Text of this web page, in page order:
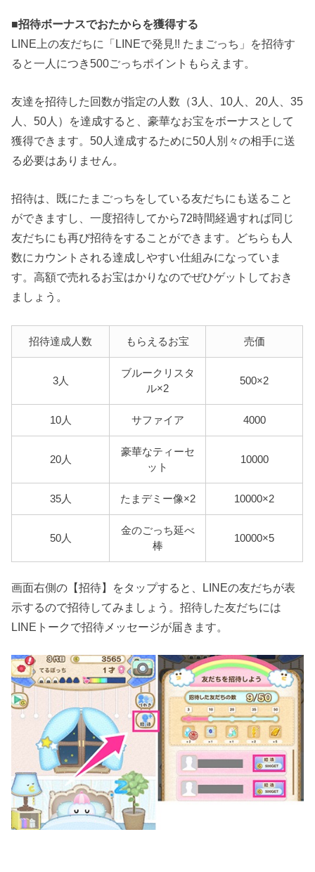
■招待ボーナスでおたからを獲得する
LINE上の友だちに「LINEで発見!! たまごっち」を招待す
ると一人につき500ごっちポイントもらえます。
友達を招待した回数が指定の人数（3人、10人、20人、35
人、50人）を達成すると、豪華なお宝をボーナスとして
獲得できます。50人達成するために50人別々の相手に送
る必要はありません。
招待は、既にたまごっちをしている友だちにも送ること
ができますし、一度招待してから72時間経過すれば同じ
友だちにも再び招待をすることができます。どちらも人
数にカウントされる達成しやすい仕組みになっていま
す。高額で売れるお宝はかりなのでぜひゲットしておき
ましょう。
招待達成人数 もらえるお宝 売価
3人
ブルークリスタ
ル×2
500×2
10人 サファイア 4000
20人
豪華なティーセ
ット
10000
35人 たまデミー像×2 10000×2
50人
金のごっち延べ
棒
10000×5
画面右側の【招待】をタップすると、LINEの友だちが表
示するので招待してみましょう。招待した友だちには
LINEトークで招待メッセージが届きます。